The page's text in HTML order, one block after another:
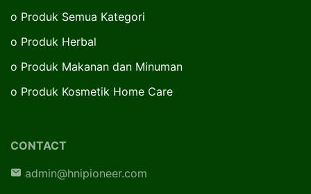
o Produk Semua Kategori
o Produk Herbal
o Produk Makanan dan Minuman
o Produk Kosmetik Home Care
CONTACT
admin@hnipioneer.com